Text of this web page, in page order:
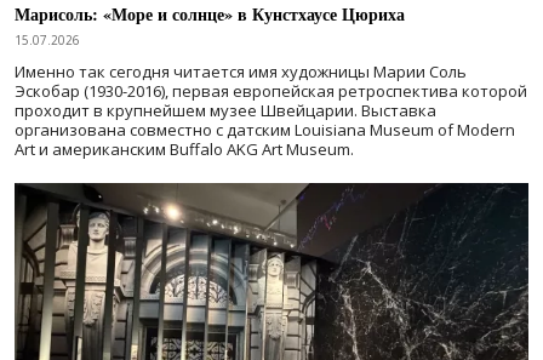
Марисоль: «Море и солнце» в Кунстхаусе Цюриха
15.07.2026
Именно так сегодня читается имя художницы Марии Соль
Эскобар (1930-2016), первая европейская ретроспектива которой
проходит в крупнейшем музее Швейцарии. Выставка
организована совместно с датским Louisiana Museum of Modern
Art и американским Buffalo AKG Art Museum.